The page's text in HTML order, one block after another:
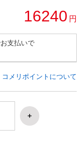
16240 円
支払いで
コメリポイントについて